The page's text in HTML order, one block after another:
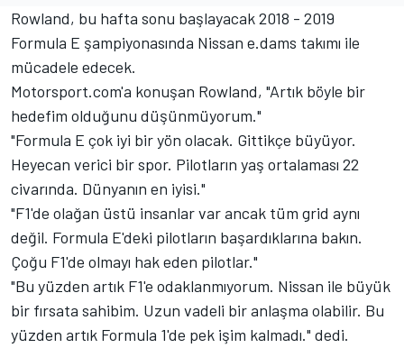
Rowland, bu hafta sonu başlayacak 2018 - 2019
Formula E şampiyonasında Nissan e.dams takımı ile
mücadele edecek.
Motorsport.com'a konuşan Rowland, "Artık böyle bir
hedefim olduğunu düşünmüyorum."
"Formula E çok iyi bir yön olacak. Gittikçe büyüyor.
Heyecan verici bir spor. Pilotların yaş ortalaması 22
civarında. Dünyanın en iyisi."
"F1'de olağan üstü insanlar var ancak tüm grid aynı
değil. Formula E'deki pilotların başardıklarına bakın.
Çoğu F1'de olmayı hak eden pilotlar."
"Bu yüzden artık F1'e odaklanmıyorum. Nissan ile büyük
bir fırsata sahibim. Uzun vadeli bir anlaşma olabilir. Bu
yüzden artık Formula 1'de pek işim kalmadı." dedi.